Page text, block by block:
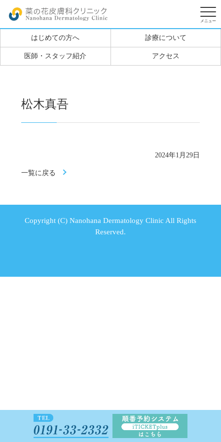
はじめての方へ 診療について
医師・スタッフ紹介 アクセス
松木真吾
2024年1月29日
一覧に戻る
Copyright (C) Nanohana Dermatology Clinic All Rights
Reserved.